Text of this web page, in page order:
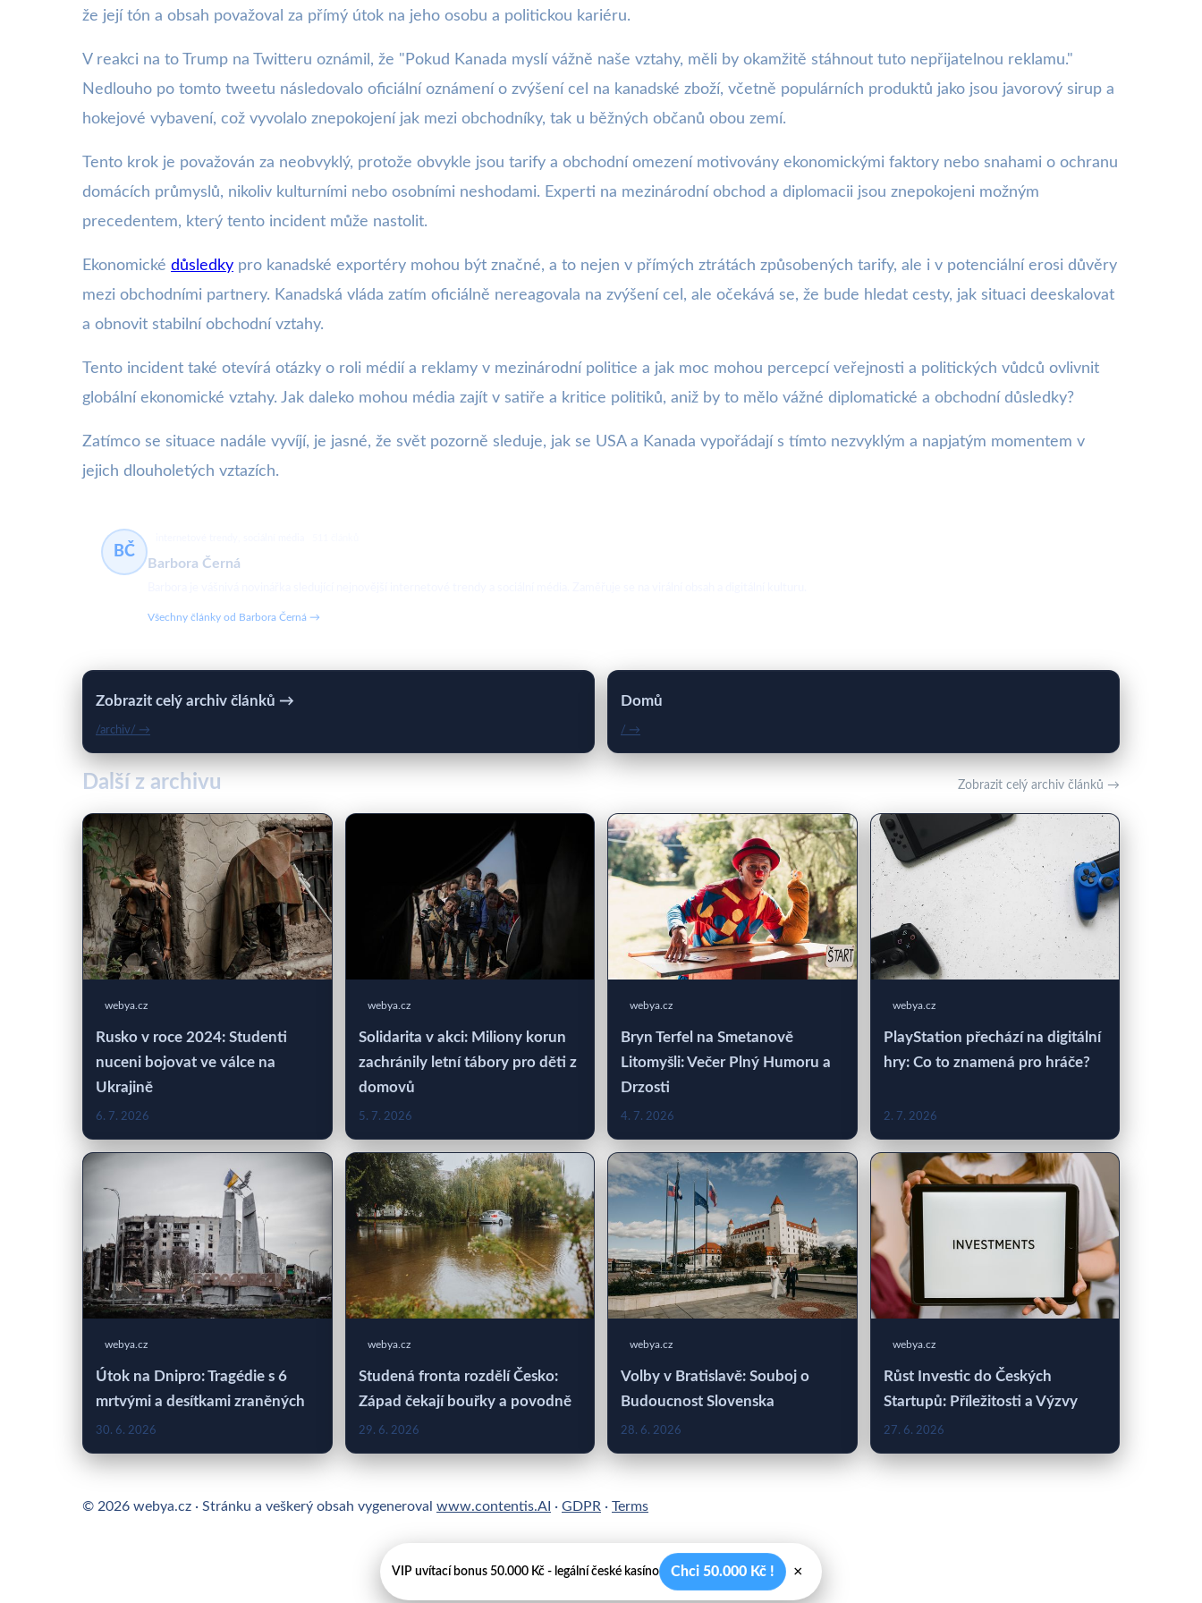
že její tón a obsah považoval za přímý útok na jeho osobu a politickou kariéru.
V reakci na to Trump na Twitteru oznámil, že "Pokud Kanada myslí vážně naše vztahy, měli by okamžitě stáhnout tuto nepřijatelnou reklamu."
Nedlouho po tomto tweetu následovalo oficiální oznámení o zvýšení cel na kanadské zboží, včetně populárních produktů jako jsou javorový sirup a
hokejové vybavení, což vyvolalo znepokojení jak mezi obchodníky, tak u běžných občanů obou zemí.
Tento krok je považován za neobvyklý, protože obvykle jsou tarify a obchodní omezení motivovány ekonomickými faktory nebo snahami o ochranu
domácích průmyslů, nikoliv kulturními nebo osobními neshodami. Experti na mezinárodní obchod a diplomacii jsou znepokojeni možným
precedentem, který tento incident může nastolit.
Ekonomické důsledky pro kanadské exportéry mohou být značné, a to nejen v přímých ztrátách způsobených tarify, ale i v potenciální erosi důvěry
mezi obchodními partnery. Kanadská vláda zatím oficiálně nereagovala na zvýšení cel, ale očekává se, že bude hledat cesty, jak situaci deeskalovat
a obnovit stabilní obchodní vztahy.
Tento incident také otevírá otázky o roli médií a reklamy v mezinárodní politice a jak moc mohou percepcí veřejnosti a politických vůdců ovlivnit
globální ekonomické vztahy. Jak daleko mohou média zajít v satiře a kritice politiků, aniž by to mělo vážné diplomatické a obchodní důsledky?
Zatímco se situace nadále vyvíjí, je jasné, že svět pozorně sleduje, jak se USA a Kanada vypořádají s tímto nezvyklým a napjatým momentem v
jejich dlouholetých vztazích.
BČ
Barbora Černá
Všechny články od Barbora Černá →
Zobrazit celý archiv článků →
/archiv/ →
Domů
/ →
Další z archivu Zobrazit celý archiv článků →
webya.cz
Rusko v roce 2024: Studenti
nuceni bojovat ve válce na
Ukrajině
6. 7. 2026
webya.cz
Solidarita v akci: Miliony korun
zachránily letní tábory pro děti z
domovů
5. 7. 2026
webya.cz
Bryn Terfel na Smetanově
Litomyšli: Večer Plný Humoru a
Drzosti
4. 7. 2026
webya.cz
PlayStation přechází na digitální
hry: Co to znamená pro hráče?
2. 7. 2026
webya.cz
Útok na Dnipro: Tragédie s 6
mrtvými a desítkami zraněných
30. 6. 2026
webya.cz
Studená fronta rozdělí Česko:
Západ čekají bouřky a povodně
29. 6. 2026
webya.cz
Volby v Bratislavě: Souboj o
Budoucnost Slovenska
28. 6. 2026
webya.cz
Růst Investic do Českých
Startupů: Příležitosti a Výzvy
27. 6. 2026
© 2026 webya.cz · Stránku a veškerý obsah vygeneroval www.contentis.AI · GDPR · Terms
VIP uvítací bonus 50.000 Kč - legální české kasíno Chci 50.000 Kč ! ×